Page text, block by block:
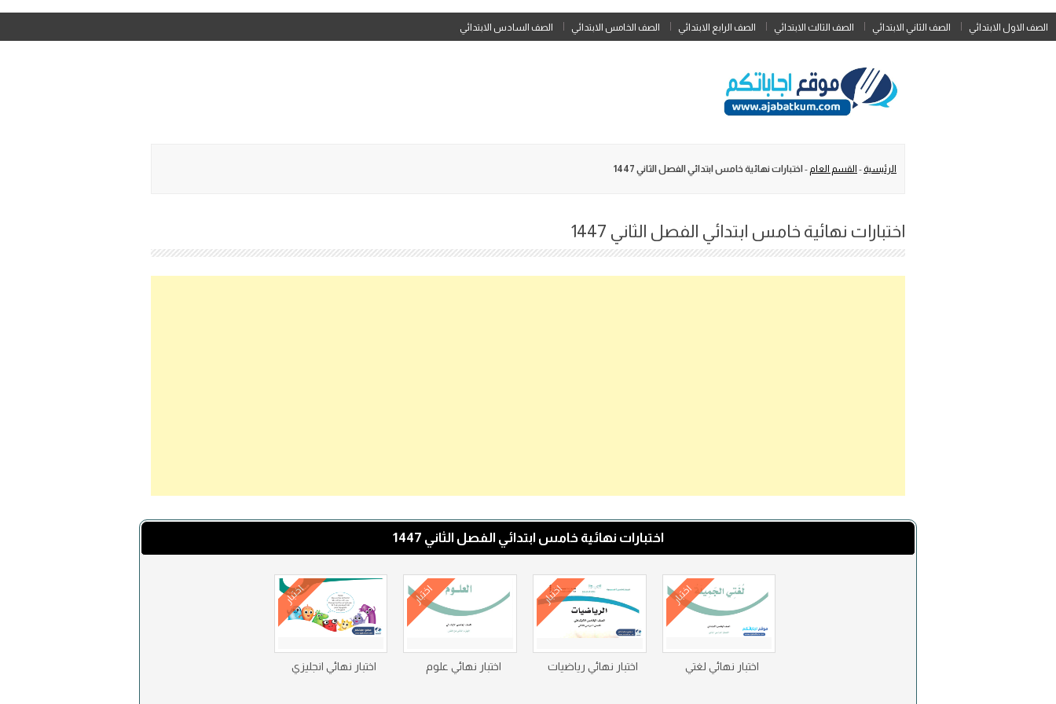
Skip
to
الصف الاول الابتدائي الصف الثاني الابتدائي الصف الثالث الابتدائي الصف الرابع الابتدائي الصف الخامس الابتدائي الصف السادس الابتدائي
الرئيسية - القسم العام - اختبارات نهائية خامس ابتدائي الفصل الثاني 1447
اختبارات نهائية خامس ابتدائي الفصل الثاني 1447
اختبارات نهائية خامس ابتدائي الفصل الثاني 1447
اختبار
اختبار نهائي لغتي
اختبار
اختبار نهائي رياضيات
اختبار
اختبار نهائي علوم
اختبار
اختبار نهائي انجليزي